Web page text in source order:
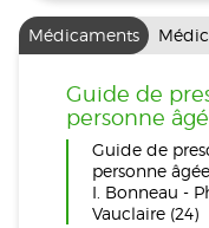
Médicaments
Guide de
personne
Guide de
personne âgée
I. Bonneau -
Vauclaire (24)